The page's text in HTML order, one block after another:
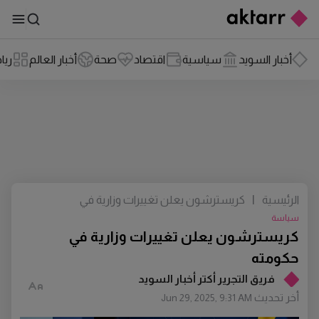
أخبار السويد سياسية اقتصاد صحة أخبار العالم
فريق التجرير أكتر أخبار السويد
أخر تحديث Jun 29, 2025, 9:31 AM
كريسترشون يعلن تغييرات وزارية في
حكومته
سياسة
الرئيسية |
كريسترشون يعلن تغييرات وزارية في